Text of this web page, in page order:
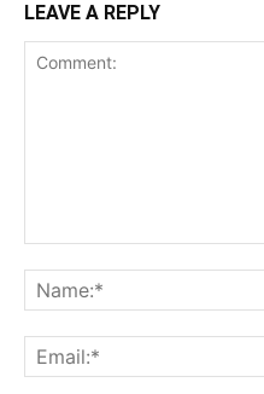
LEAVE A REPLY